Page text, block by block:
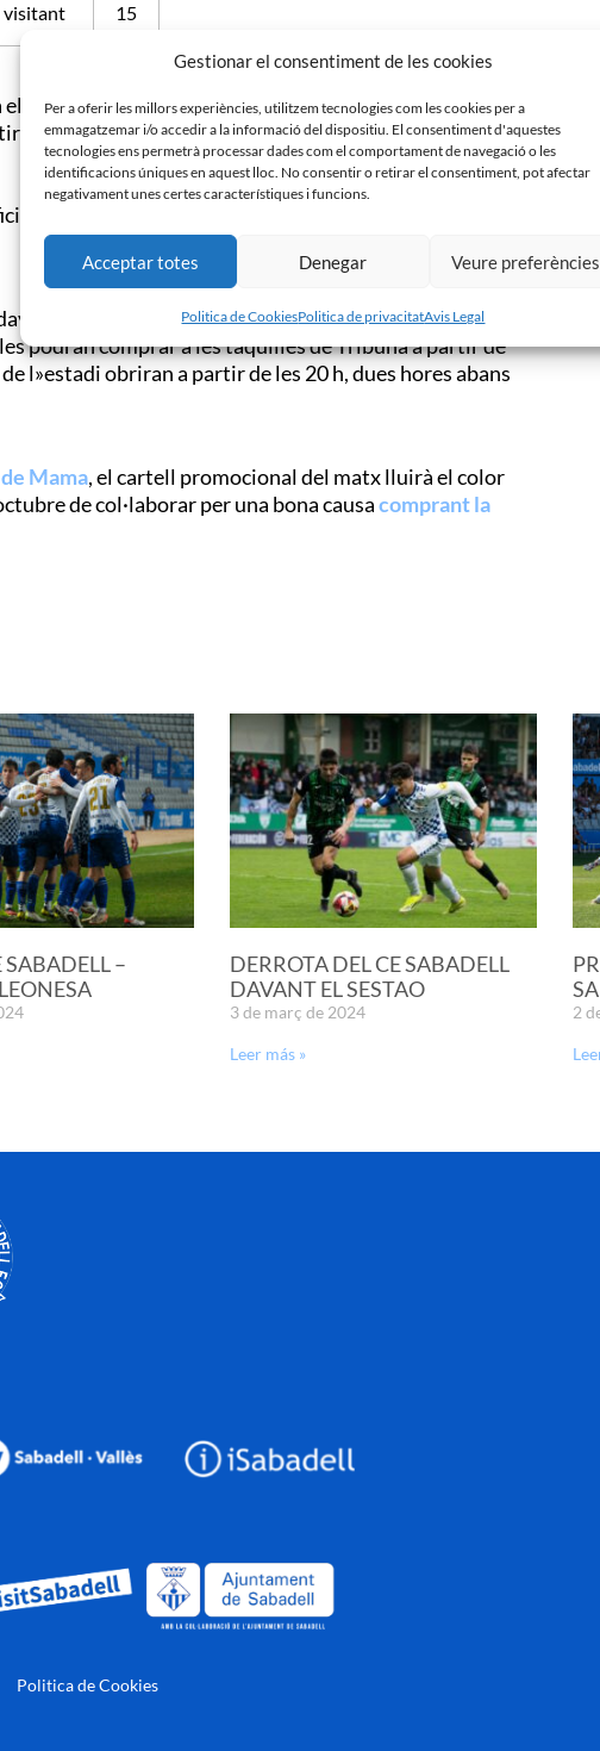
Gestionar el consentiment de les cookies
Per a oferir les millors experiències, utilitzem tecnologies com les cookies per a
emmagatzemar i/o accedir a la informació del dispositiu. El consentiment d'aquestes
tecnologies ens permetrà processar dades com el comportament de navegació o les
identificacions úniques en aquest lloc. No consentir o retirar el consentiment, pot afectar
negativament unes certes característiques i funcions.
Acceptar totes Denegar Veure preferències
Politica de CookiesPolitica de privacitatAvis Legal
visitant 15
al club andalús en la Copa del Rei i ara torna a
la gesta. No us perdeu aquest partidàs davant el vigent
situades a la Nova Creu Alta en el seu horari
el Sevilla FC, les oficines tancaran al migdia, però
podran comprar a les taquilles de Tribuna a partir de
l»estadi obriran a partir de les 20 h, dues hores abans
Mama, el cartell promocional del matx lluirà el color
de col·laborar per una bona causacomprant la
SABADELL –
DERROTA DEL CE SABADELL
DAVANT EL SESTAO
3 de març de 2024
Leer más »
2
Politica de Cookies